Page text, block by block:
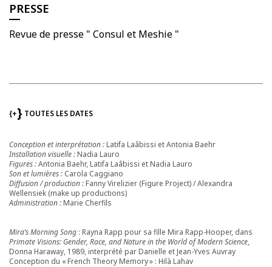
PRESSE
Revue de presse " Consul et Meshie "
{+ TOUTES LES DATES
Conception et interprétation :Latifa Laâbissi et Antonia Baehr
Installation visuelle :Nadia Lauro
Figures :Antonia Baehr, Latifa Laâbissi et Nadia Lauro
Son et lumières : Carola Caggiano
Diffusion / production :Fanny Virelizier (Figure Project) / Alexandra
Wellensiek (make up productions)
Administration :Marie Cherfils
Mira’s Morning Song : Rayna Rapp pour sa fille Mira Rapp-Hooper, dans
Primate Visions: Gender, Race, and Nature in the World of Modern Science,
Donna Haraway, 1989, interprété par Danielle et Jean-Yves Auvray
Conception du « French Theory Memory » : Hilà Lahav